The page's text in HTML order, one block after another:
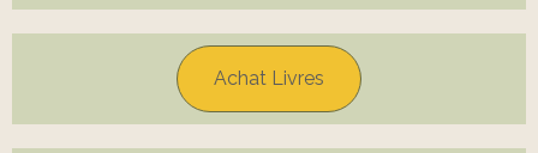
Achat Livres